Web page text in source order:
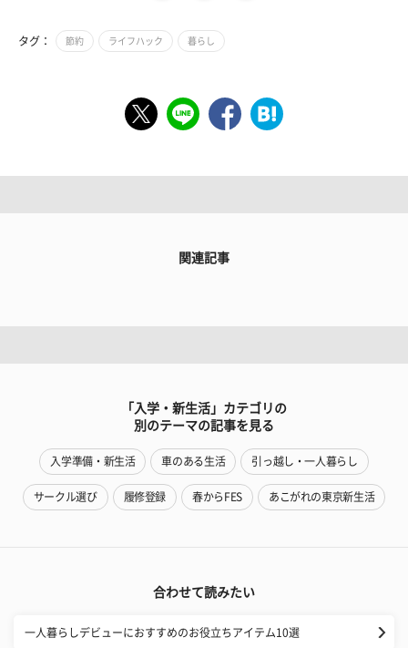
タグ： 節約 ライフハック 暮らし
関連記事
「入学・新生活」カテゴリの
別のテーマの記事を見る
入学準備・新生活 車のある生活 引っ越し・一人暮らし
サークル選び 履修登録 春からFES あこがれの東京新生活
合わせて読みたい
一人暮らしデビューにおすすめのお役立ちアイテム10選